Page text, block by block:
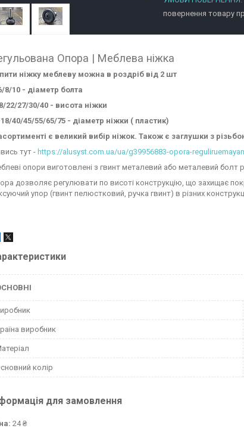
повернення товару
Опора | Меблева ніжка
ніжку меблеву можна в роздріб від 2 шт
8/10 - діаметр болта
22/27/30/40 - висота ніжки
40/45/55/65/75 - діаметр ніжки ( пластик)
є великий вибір ніжок. Також є заглушки з
тут - https://alusyst.com.ua/ua/g39956883-opora-
опори виготовлені з гвинт металевий або металевий
дозволяє регулювати по висоті конструкцію, що захищає
упор (гвинт пелюстковий, ручка гвинт) в різних
виробник
колір
для замовлення
24 ₴